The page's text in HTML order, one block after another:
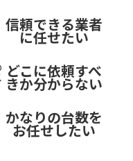
信頼できる業者
に任せたい
どこに依頼すべ
きか分からない
かなりの台数を
お任せしたい